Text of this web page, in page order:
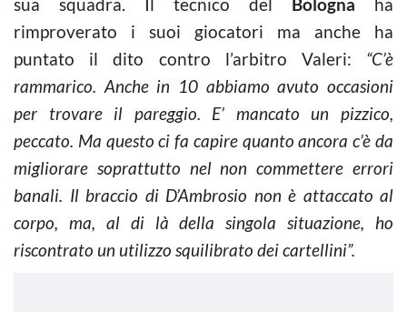
rimproverato i suoi giocatori ma anche ha
puntato il dito contro l’arbitro Valeri: “C’è
rammarico. Anche in 10 abbiamo avuto occasioni
per trovare il pareggio. E’ mancato un pizzico,
peccato. Ma questo ci fa capire quanto ancora c’è da
migliorare soprattutto nel non commettere errori
banali. Il braccio di D’Ambrosio non è attaccato al
corpo, ma, al di là della singola situazione, ho
riscontrato un utilizzo squilibrato dei cartellini”.